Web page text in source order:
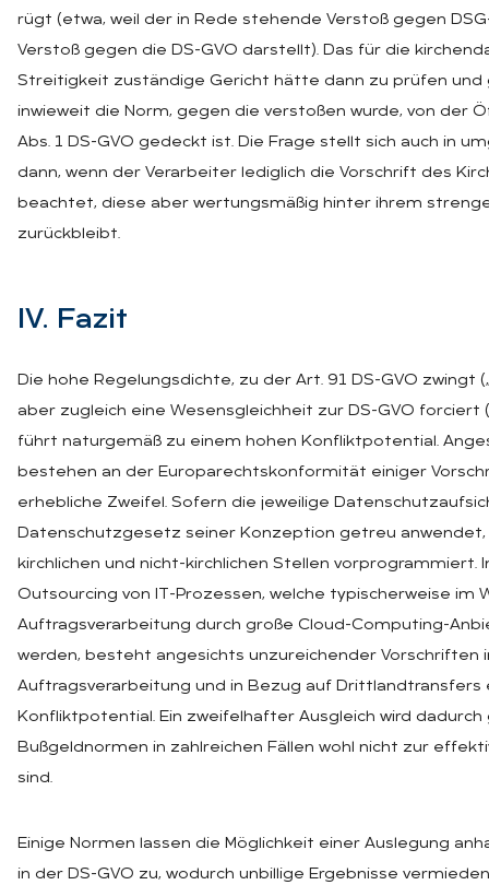
rügt (etwa, weil der in Rede stehende Verstoß gegen
Verstoß gegen die DS-GVO darstellt). Das für die
Streitigkeit zuständige Gericht hätte dann zu prüfen und
inwieweit die Norm, gegen die verstoßen wurde, von der
Abs. 1 DS-GVO gedeckt ist. Die Frage stellt sich auch in
dann, wenn der Verarbeiter lediglich die Vorschrift des
beachtet, diese aber wertungsmäßig hinter ihrem
zurückbleibt.
IV. Fa­zit
Die hohe Regelungsdichte, zu der Art. 91 DS-GVO zwingt
aber zugleich eine Wesensgleichheit zur DS-GVO forciert
führt naturgemäß zu einem hohen Konfliktpotential.
bestehen an der Europarechtskonformität einiger
erhebliche Zweifel. Sofern die jeweilige
Datenschutzgesetz seiner Konzeption getreu
kirchlichen und nicht-kirchlichen Stellen vorprogrammiert.
Outsourcing von IT-Prozessen, welche typischerweise im
Auftragsverarbeitung durch große Cloud-Computing-
werden, besteht angesichts unzureichender Vorschriften
Auftragsverarbeitung und in Bezug auf Drittlandtransfers
Konfliktpotential. Ein zweifelhafter Ausgleich wird
Bußgeldnormen in zahlreichen Fällen wohl nicht zur
sind.
Einige Normen lassen die Möglichkeit einer Auslegung
in der DS-GVO zu, wodurch unbillige Ergebnisse